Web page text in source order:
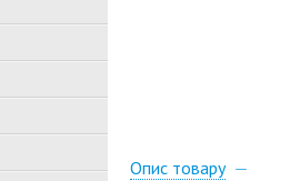
Опис товару